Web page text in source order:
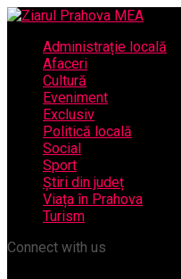
Administrație locală
Afaceri
Cultură
Eveniment
Exclusiv
Politică locală
Social
Sport
Știri din județ
Viața în Prahova
Turism
Connect with us